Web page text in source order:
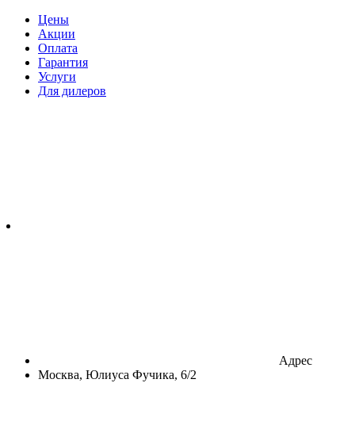
Цены
Акции
Оплата
Гарантия
Услуги
Для дилеров
Адрес
Москва, Юлиуса Фучика, 6/2